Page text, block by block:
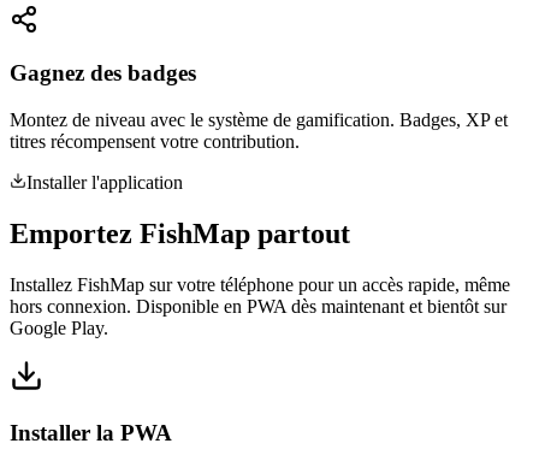
Gagnez des badges
Montez de niveau avec le système de gamification. Badges, XP et
titres récompensent votre contribution.
Installer l'application
Emportez FishMap partout
Installez FishMap sur votre téléphone pour un accès rapide, même
hors connexion. Disponible en PWA dès maintenant et bientôt sur
Google Play.
Installer la PWA